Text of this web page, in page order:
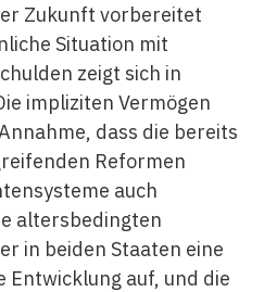
Zukunft vorbereitet
Situation mit
zeigt sich in
impliziten Vermögen
dass die bereits
Reformen
auch
altersbedingten
in beiden Staaten eine
auf, und die